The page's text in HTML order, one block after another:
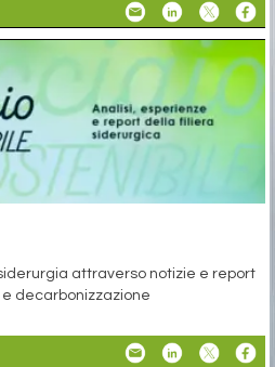
attraverso notizie e report
decarbonizzazione